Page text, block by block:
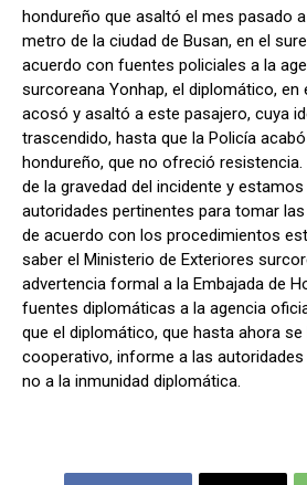
Facebook X WhatsApp
Facebook X WhatsApp
hondureño que asaltó el mes pasado
metro de la ciudad de Busan, en el
acuerdo con fuentes policiales a la
surcoreana Yonhap, el diplomático, en
acosó y asaltó a este pasajero, cuya
trascendido, hasta que la Policía
hondureño, que no ofreció
de la gravedad del incidente y
autoridades pertinentes para tomar
de acuerdo con los procedimientos
saber el Ministerio de Exteriores
advertencia formal a la Embajada de
fuentes diplomáticas a la agencia
que el diplomático, que hasta ahora
cooperativo, informe a las
no a la inmunidad diplomática.